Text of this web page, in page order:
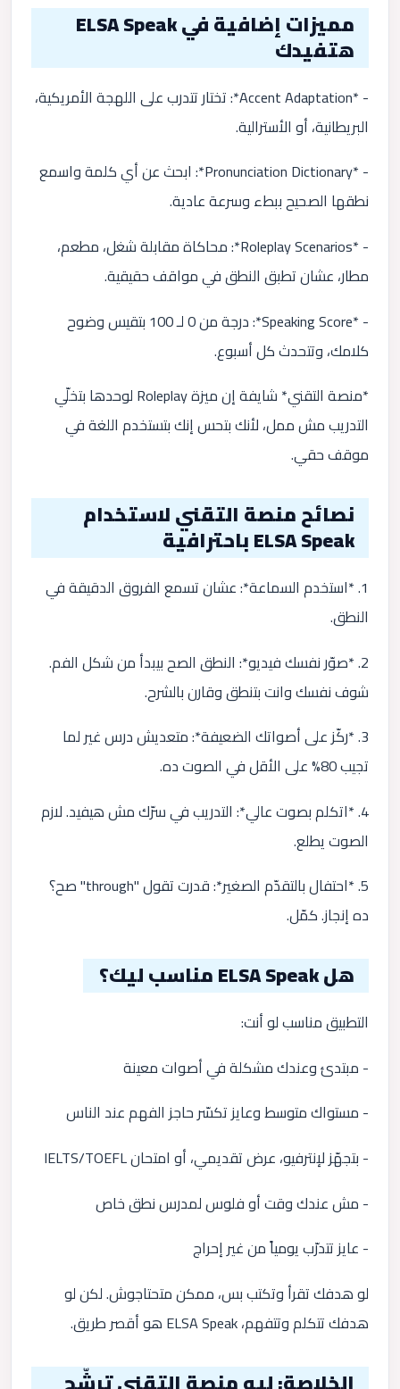
مميزات إضافية في ELSA Speak
هتفيدك
- *Accent Adaptation*: تختار تتدرب على اللهجة الأمريكية،
البريطانية، أو الأسترالية.
- *Pronunciation Dictionary*: ابحث عن أي كلمة واسمع
نطقها الصحيح ببطء وسرعة عادية.
- *Roleplay Scenarios*: محاكاة مقابلة شغل، مطعم،
مطار، عشان تطبق النطق في مواقف حقيقية.
- *Speaking Score*: درجة من 0 لـ 100 بتقيس وضوح
كلامك، وتتحدث كل أسبوع.
*منصة التقني* شايفة إن ميزة Roleplay لوحدها بتخلّي
التدريب مش ممل، لأنك بتحس إنك بتستخدم اللغة في
موقف حقي.
نصائح منصة التقني لاستخدام
ELSA Speak باحترافية
1. *استخدم السماعة*: عشان تسمع الفروق الدقيقة في
النطق.
2. *صوّر نفسك فيديو*: النطق الصح بيبدأ من شكل الفم.
شوف نفسك وانت بتنطق وقارن بالشرح.
3. *ركّز على أصواتك الضعيفة*: متعديش درس غير لما
تجيب 80% على الأقل في الصوت ده.
4. *اتكلم بصوت عالي*: التدريب في سرّك مش هيفيد. لازم
الصوت يطلع.
5. *احتفال بالتقدّم الصغير*: قدرت تقول "through" صح؟
ده إنجاز. كمّل.
هل ELSA Speak مناسب ليك؟
التطبيق مناسب لو أنت:
- مبتدئ وعندك مشكلة في أصوات معينة
- مستواك متوسط وعايز تكسّر حاجز الفهم عند الناس
- بتجهّز لإنترفيو، عرض تقديمي، أو امتحان IELTS/TOEFL
- مش عندك وقت أو فلوس لمدرس نطق خاص
- عايز تتدرّب يومياً من غير إحراج
لو هدفك تقرأ وتكتب بس، ممكن متحتاجوش. لكن لو
هدفك تتكلم وتتفهم، ELSA Speak هو أقصر طريق.